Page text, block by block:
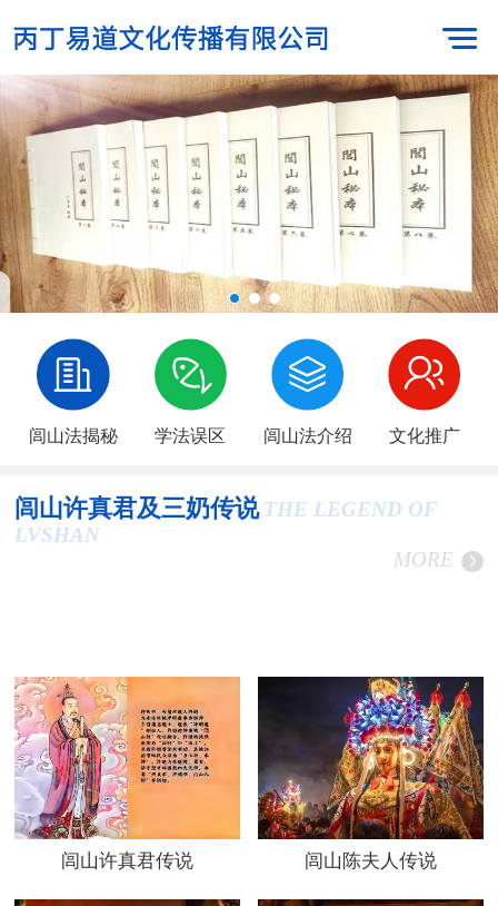
闾山法揭秘 学法误区 闾山法介绍 文化推广
闾山许真君及三奶传说 THE LEGEND OF
LVSHAN
MORE
闾山许真君传说 闾山陈夫人传说